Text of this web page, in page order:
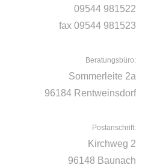
09544 981522
fax 09544 981523
Beratungsbüro:
Sommerleite 2a
96184 Rentweinsdorf
Postanschrift:
Kirchweg 2
96148 Baunach